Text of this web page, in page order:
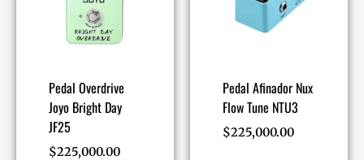
Pedal Overdrive
Joyo Bright Day
JF25
$225,000.00
Pedal Afinador Nux
Flow Tune NTU3
$225,000.00